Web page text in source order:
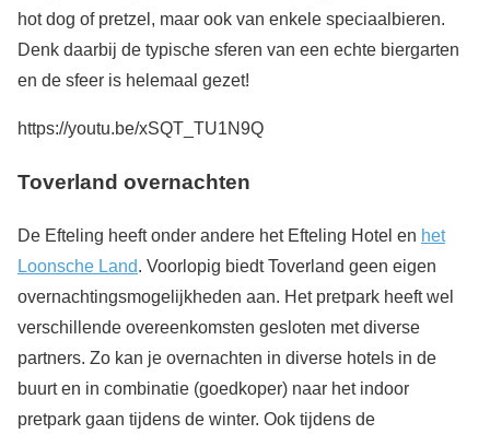
hot dog of pretzel, maar ook van enkele speciaalbieren.
Denk daarbij de typische sferen van een echte biergarten
en de sfeer is helemaal gezet!
https://youtu.be/xSQT_TU1N9Q
Toverland overnachten
De Efteling heeft onder andere het Efteling Hotel en het
Loonsche Land. Voorlopig biedt Toverland geen eigen
overnachtingsmogelijkheden aan. Het pretpark heeft wel
verschillende overeenkomsten gesloten met diverse
partners. Zo kan je overnachten in diverse hotels in de
buurt en in combinatie (goedkoper) naar het indoor
pretpark gaan tijdens de winter. Ook tijdens de